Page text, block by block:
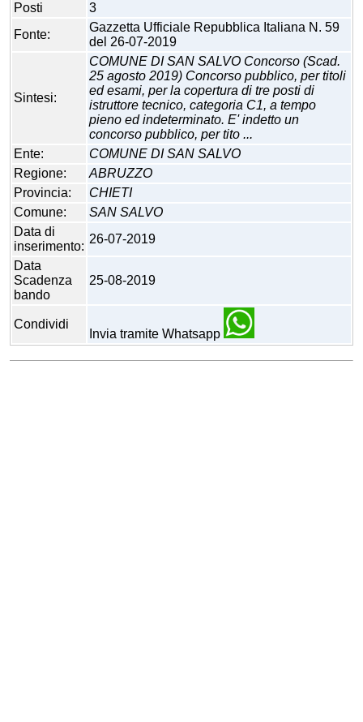
Posti
3
Fonte:
Gazzetta Ufficiale Repubblica Italiana N. 59
del 26-07-2019
Sintesi:
COMUNE DI SAN SALVO Concorso (Scad.
25 agosto 2019) Concorso pubblico, per titoli
ed esami, per la copertura di tre posti di
istruttore tecnico, categoria C1, a tempo
pieno ed indeterminato. E' indetto un
concorso pubblico, per tito ...
Ente:
COMUNE DI SAN SALVO
Regione:
ABRUZZO
Provincia:
CHIETI
Comune:
SAN SALVO
Data di
inserimento:
26-07-2019
Data
Scadenza
bando
25-08-2019
Condividi
Invia tramite Whatsapp